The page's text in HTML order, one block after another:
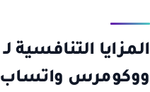
ووكومرس واتساب